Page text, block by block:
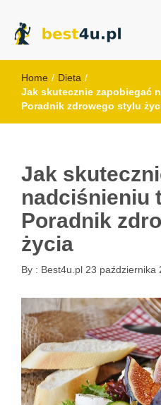
best4u.pl
Home / Dieta /
Jak skutecznie zapobiegać
Poradnik zdrowego stylu
Jak
nadciśnieniu
Poradnik
życia
By : Best4u.pl 23 października